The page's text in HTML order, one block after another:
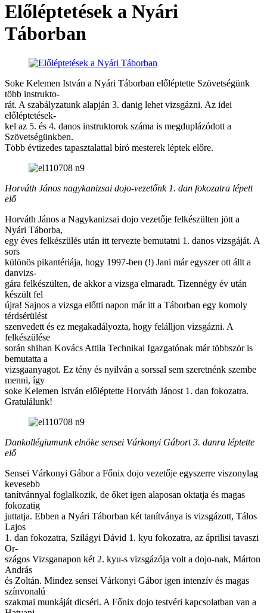
Előléptetések a Nyári
Táborban
Soke Kelemen István a Nyári Táborban előléptette Szövetségünk
több instrukto-
rát. A szabályzatunk alapján 3. danig lehet vizsgázni. Az idei
előléptetések-
kel az 5. és 4. danos instruktorok száma is megduplázódott a
Szövetségünkben.
Több évtizedes tapasztalattal bíró mesterek léptek előre.
Horváth János nagykanizsai dojo-vezetőnk 1. dan fokozatra lépett
elő
Horváth János a Nagykanizsai dojo vezetője felkészülten jött a
Nyári Táborba,
egy éves felkészülés után itt tervezte bemutatni 1. danos vizsgáját. A
sors
különös pikantériája, hogy 1997-ben (!) Jani már egyszer ott állt a
danvizs-
gára felkészülten, de akkor a vizsga elmaradt. Tizennégy év után
készült fel
újra! Sajnos a vizsga előtti napon már itt a Táborban egy komoly
térdsérülést
szenvedett és ez megakadályozta, hogy felálljon vizsgázni. A
felkészülése
során shihan Kovács Attila Technikai Igazgatónak már többször is
bemutatta a
vizsgaanyagot. Ez tény és nyilván a sorssal sem szeretnénk szembe
menni, így
soke Kelemen István előléptette Horváth Jánost 1. dan fokozatra.
Gratulálunk!
Dankollégiumunk elnöke sensei Várkonyi Gábort 3. danra léptette
elő
Sensei Várkonyi Gábor a Főnix dojo vezetője egyszerre viszonylag
kevesebb
tanítvánnyal foglalkozik, de őket igen alaposan oktatja és magas
fokozatig
juttatja. Ebben a Nyári Táborban két tanítványa is vizsgázott, Tálos
Lajos
1. dan fokozatra, Szilágyi Dávid 1. kyu fokozatra, az áprilisi tavaszi
Or-
szágos Vizsganapon két 2. kyu-s vizsgázója volt a dojo-nak, Márton
András
és Zoltán. Mindez sensei Várkonyi Gábor igen intenzív és magas
színvonalú
szakmai munkáját dicséri. A Főnix dojo testvéri kapcsolatban van a